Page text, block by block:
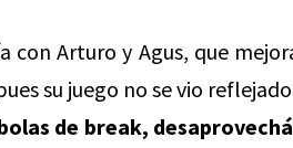
con Arturo y Agus, que
su juego no se vio
de break,